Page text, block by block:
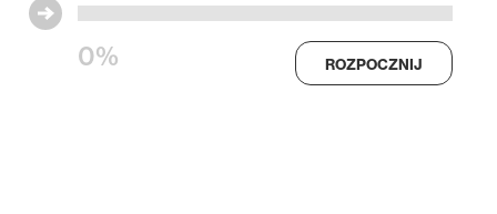
0% ROZPOCZNIJ